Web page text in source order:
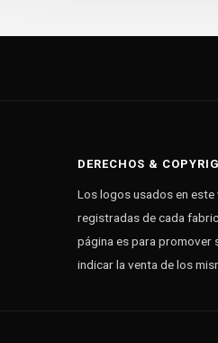
DERECHOS &
Los logos usados en
registradas de cada
página es para promover
indicar la venta de los